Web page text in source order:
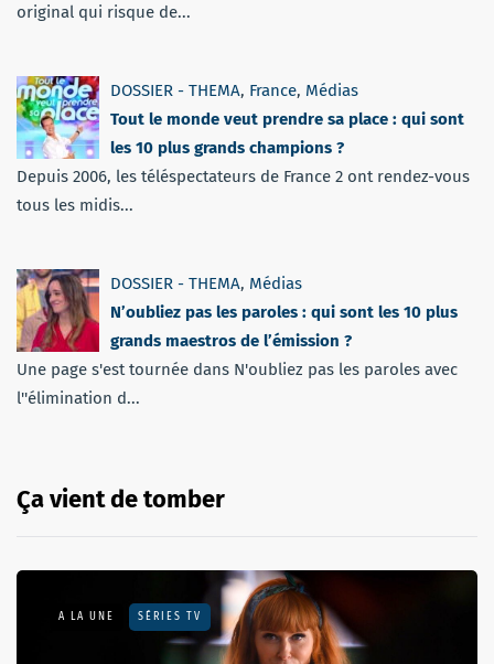
original qui risque de...
DOSSIER - THEMA, France, Médias
Tout le monde veut prendre sa place : qui sont
les 10 plus grands champions ?
Depuis 2006, les téléspectateurs de France 2 ont rendez-vous
tous les midis...
DOSSIER - THEMA, Médias
N’oubliez pas les paroles : qui sont les 10 plus
grands maestros de l’émission ?
Une page s'est tournée dans N'oubliez pas les paroles avec
l''élimination d...
Ça vient de tomber
A LA UNE SÉRIES TV